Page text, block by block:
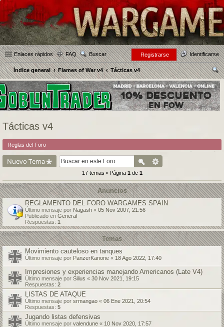
Enlaces rápidos FAQ Buscar Identificarse
Registrarse
Índice general Flames of War v4
Tácticas v4
us
car
Tácticas v4
Reglas del Foro
Nuevo Tema
17 temas • Página 1de 1
Anuncios
REGLAMENTO DEL FORO WARGAMES SPAIN
Último mensaje por Nagash « 05 Nov 2007, 21:56
Publicado en General
Respuestas: 1
Temas
Movimiento cauteloso en tanques
Último mensaje por PanzerKanone « 18 Ago 2022, 17:40
Impresiones y experiencias manejando Americanos (Late V4)
Último mensaje por Silius « 30 Nov 2021, 19:15
Respuestas: 2
LISTAS DE ATAQUE
Último mensaje por srmangao « 06 Ene 2021, 20:54
Respuestas: 5
Jugando listas defensivas
Último mensaje por valendune « 10 Nov 2020, 17:57